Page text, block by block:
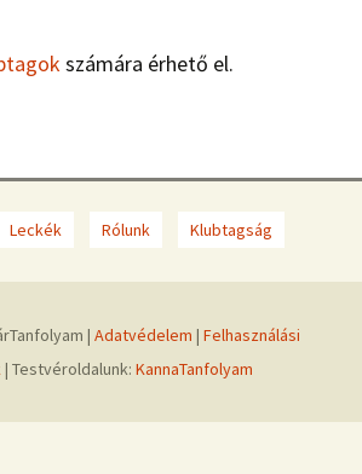
számára érhető el.
Leckék Rólunk Klubtagság
| Adatvédelem | Felhasználási
| Testvéroldalunk: KannaTanfolyam